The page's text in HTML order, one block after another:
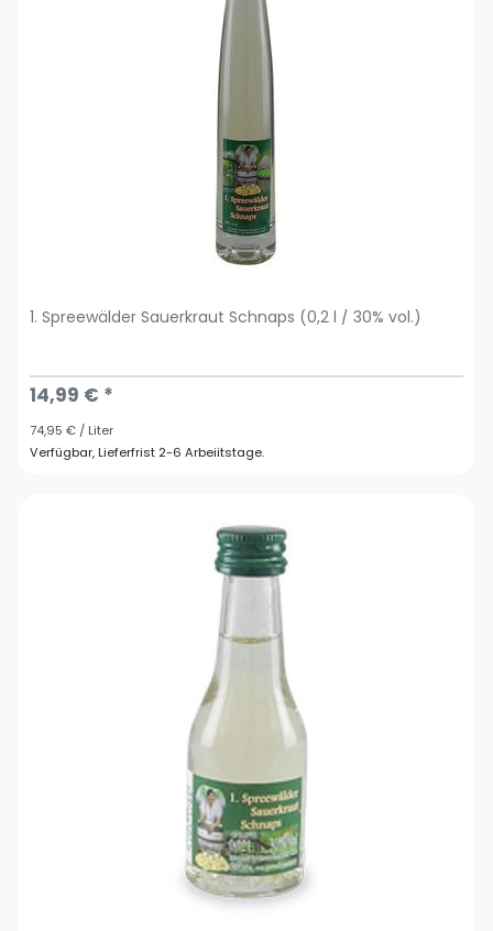
1. Spreewälder Sauerkraut Schnaps (0,2 l / 30% vol.)
14,99 € *
74,95 € / Liter
Verfügbar, Lieferfrist 2-6 Arbeiitstage.